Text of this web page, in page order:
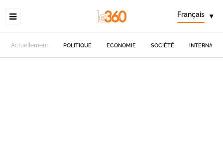
Français ▾
Actuellement POLITIQUE ECONOMIE SOCIÉTÉ